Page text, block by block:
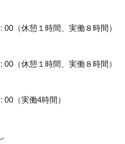
00（休憩１時間、実働８時間）
00（休憩１時間、実働８時間）
00（実働4時間）